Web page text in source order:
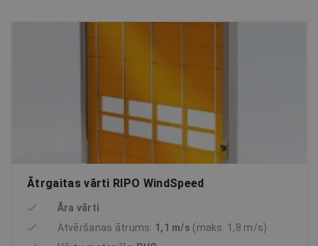
Ātrgaitas vārti RIPO WindSpeed
Āra vārti
Atvēršanas ātrums: 1,1 m/s (maks. 1,8 m/s)